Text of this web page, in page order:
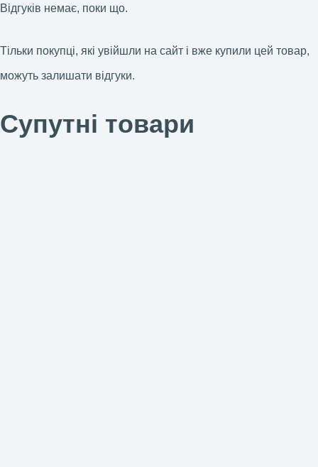
Відгуків немає, поки що.
Тільки покупці, які увійшли на сайт і вже купили цей товар,
можуть залишати відгуки.
Супутні товари